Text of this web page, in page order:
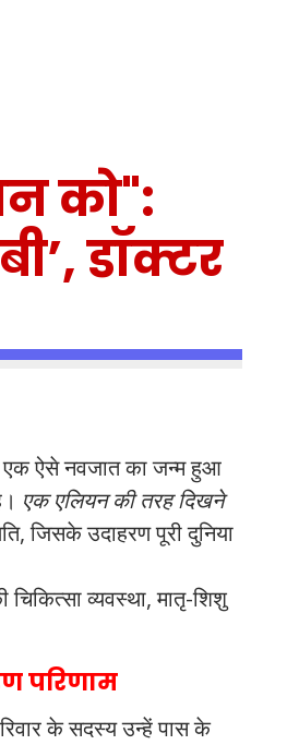
को":
डॉक्टर
एक ऐसे नवजात का जन्म हुआ
एक एलियन की तरह दिखने
जिसके उदाहरण पूरी दुनिया
व्यवस्था, मातृ-शिशु
परिणाम
के सदस्य उन्हें पास के